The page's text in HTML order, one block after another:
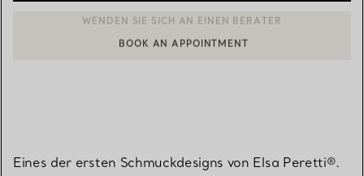
EINEN KUNDENBERATER KONTAKTIEREN ODER EINEN
Eines der ersten Schmuckdesigns von Elsa Peretti®.